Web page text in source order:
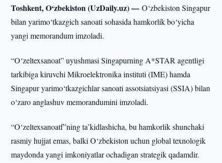
Toshkent, O‘zbekiston (UzDaily.uz) —O‘zbekiston Singapur
bilan yarimo‘tkazgich sanoati sohasida hamkorlik bo‘yicha
yangi memorandum imzoladi.
“O‘zeltexsanoat” uyushmasi Singapurning A*STAR agentligi
tarkibiga kiruvchi Mikroelektronika instituti (IME) hamda
Singapur yarimo‘tkazgichlar sanoati assotsiatsiyasi (SSIA) bilan
o‘zaro anglashuv memorandumini imzoladi.
“O‘zeltexsanoatf”ning ta’kidlashicha, bu hamkorlik shunchaki
rasmiy hujjat emas, balki O‘zbekiston uchun global texnologik
maydonda yangi imkoniyatlar ochadigan strategik qadamdir.